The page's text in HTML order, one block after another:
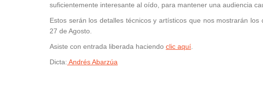
suficientemente interesante al oído, para mantener una audiencia
Estos serán los detalles técnicos y artísticos que nos mostrarán
27 de Agosto.
Asiste con entrada liberada haciendo clic aquí
Dicta: Andrés Abarzúa